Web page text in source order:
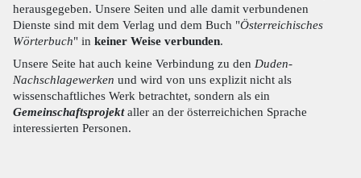
herausgegeben. Unsere Seiten und alle damit verbundenen
Dienste sind mit dem Verlag und dem Buch "Österreichisches
Wörterbuch" in keiner Weise verbunden.
Unsere Seite hat auch keine Verbindung zu den Duden-
Nachschlagewerken und wird von uns explizit nicht als
wissenschaftliches Werk betrachtet, sondern als ein
Gemeinschaftsprojektaller an der österreichichen Sprache
interessierten Personen.